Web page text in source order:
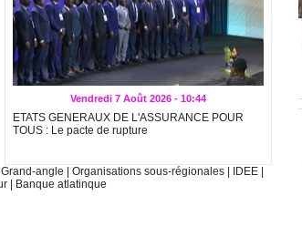
Vendredi 7 Août 2026 - 10:44
ETATS GENERAUX DE L'ASSURANCE POUR
TOUS : Le pacte de rupture
Grand-angle Organisations sous-régionales IDEE
Banque atlatinque